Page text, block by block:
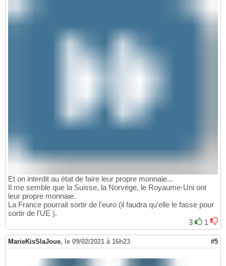
Et on interdit au état de faire leur propre monnaie...
Il me semble que la Suisse, la Norvège, le Royaume-Uni ont
leur propre monnaie.
La France pourrait sortir de l'euro (il faudra qu'elle le fasse pour
sortir de l'UE ).
3
1
MarieKisSlaJoue, le 09/02/2021 à 16h23 #5